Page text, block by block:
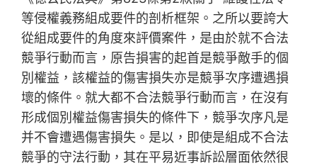
等侵權義務組成要件的剖析框架。之所以要誇大
從組成要件的角度來評價案件，是由於就不合法
競爭行動而言，原告損害的起首是競爭敵手的個
別權益，該權益的傷害損失亦是競爭次序遭遇損
壞的條件。就大都不合法競爭行動而言，在沒有
形成個別權益傷害損失的條件下，競爭次序凡是
并不會遭遇傷害損失。是以，即使是組成不合法
競爭的守法行動，其在平易近事訴訟層面依然很